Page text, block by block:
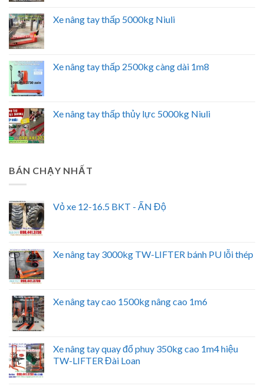
Xe nâng tay thấp 5000kg Niuli
Xe nâng tay thấp 2500kg càng dài 1m8
Xe nâng tay thấp thủy lực 5000kg Niuli
BÁN CHẠY NHẤT
Vỏ xe 12-16.5 BKT - ẤN Độ
Xe nâng tay 3000kg TW-LIFTER bánh PU lỗi thép
Xe nâng tay cao 1500kg nâng cao 1m6
Xe nâng tay quay đổ phuy 350kg cao 1m4 hiệu
TW-LIFTER Đài Loan